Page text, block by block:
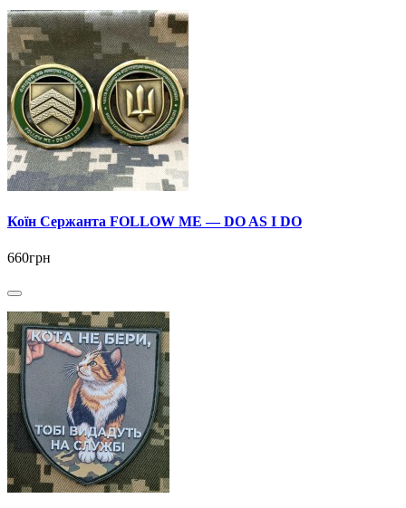
Коїн Сержанта FOLLOW ME — DO AS I DO
660грн